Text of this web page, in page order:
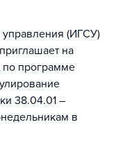
управления (ИГСУ)
на
по программе
38.04.01 –
в